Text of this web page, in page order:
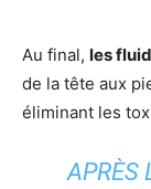
Au final, les
de la tête aux
éliminant les
APRÈS